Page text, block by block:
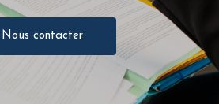
Nous contacter